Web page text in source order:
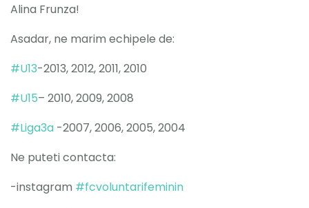
Alina Frunza!
Asadar, ne marim echipele de:
#U13-2013, 2012, 2011, 2010
#U15– 2010, 2009, 2008
#Liga3a -2007, 2006, 2005, 2004
Ne puteti contacta:
-instagram #fcvoluntarifeminin